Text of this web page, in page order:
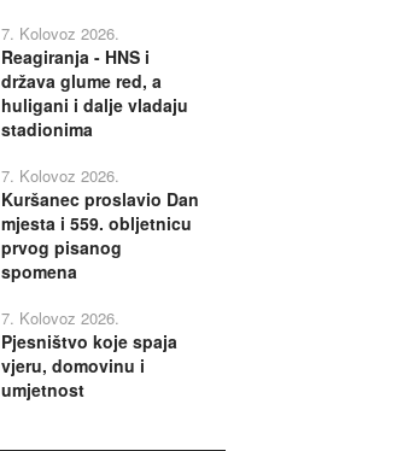
7. Kolovoz 2026.
Reagiranja - HNS i
država glume red, a
huligani i dalje vladaju
stadionima
7. Kolovoz 2026.
Kuršanec proslavio Dan
mjesta i 559. obljetnicu
prvog pisanog
spomena
7. Kolovoz 2026.
Pjesništvo koje spaja
vjeru, domovinu i
umjetnost